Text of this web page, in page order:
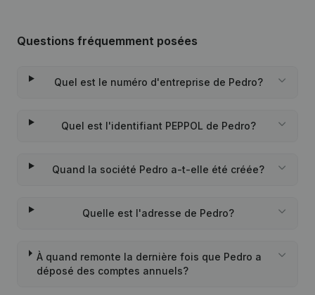
Questions fréquemment posées
Quel est le numéro d'entreprise de Pedro?
Quel est l'identifiant PEPPOL de Pedro?
Quand la société Pedro a-t-elle été créée?
Quelle est l'adresse de Pedro?
À quand remonte la dernière fois que Pedro a
déposé des comptes annuels?